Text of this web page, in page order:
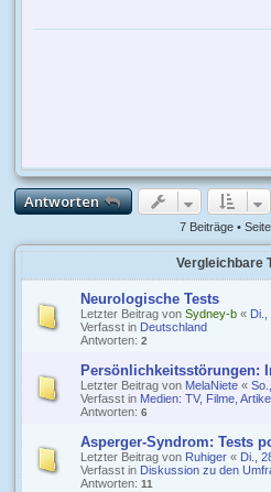
Antworten
7 Beiträge • Seite
Vergleichbare
Neurologische Tests
Letzter Beitrag von Sydney-b «
Verfasst in Deutschland
Antworten: 2
Persönlichkeitsstörungen:
Letzter Beitrag von MelaNiete «
Verfasst in Medien: TV, Filme,
Antworten: 6
Asperger-Syndrom: Tests
Letzter Beitrag von Ruhiger « Di.,
Verfasst in Diskussion zu den
Antworten: 11